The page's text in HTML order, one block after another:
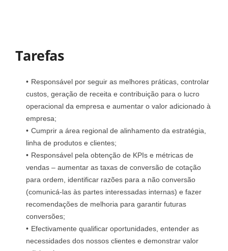
Tarefas
Responsável por seguir as melhores práticas, controlar
custos, geração de receita e contribuição para o lucro
operacional da empresa e aumentar o valor adicionado à
empresa;
Cumprir a área regional de alinhamento da estratégia,
linha de produtos e clientes;
Responsável pela obtenção de KPIs e métricas de
vendas – aumentar as taxas de conversão de cotação
para ordem, identificar razões para a não conversão
(comunicá-las às partes interessadas internas) e fazer
recomendações de melhoria para garantir futuras
conversões;
Efectivamente qualificar oportunidades, entender as
necessidades dos nossos clientes e demonstrar valor